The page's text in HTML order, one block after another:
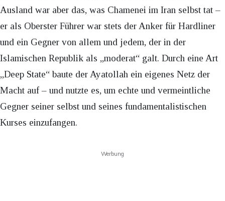
Ausland war aber das, was Chamenei im Iran selbst tat –
er als Oberster Führer war stets der Anker für Hardliner
und ein Gegner von allem und jedem, der in der
Islamischen Republik als „moderat“ galt. Durch eine Art
„Deep State“ baute der Ayatollah ein eigenes Netz der
Macht auf – und nutzte es, um echte und vermeintliche
Gegner seiner selbst und seines fundamentalistischen
Kurses einzufangen.
Werbung